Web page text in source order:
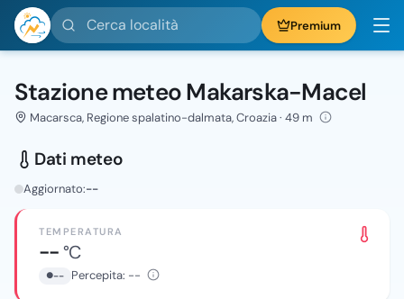
Cerca località Premium
Stazione meteo Makarska-Macel
Macarsca, Regione spalatino-dalmata, Croazia · 49 m
Dati meteo
Aggiornato:--
TEMPERATURA
--°C
-- Percepita: --